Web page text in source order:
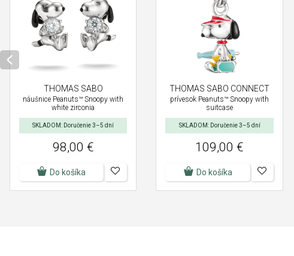
THOMAS SABO
náušnice Peanuts™ Snoopy with
white zirconia
SKLADOM: Doručenie 3–5 dní
98,00 €
Do košíka
THOMAS SABO CONNECT
prívesok Peanuts™ Snoopy with
suitcase
SKLADOM: Doručenie 3–5 dní
109,00 €
Do košíka